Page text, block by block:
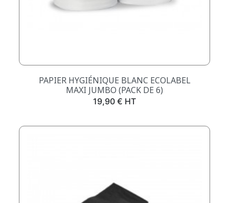
PAPIER HYGIÉNIQUE BLANC ECOLABEL
MAXI JUMBO (PACK DE 6)
Prix
19,90 € HT